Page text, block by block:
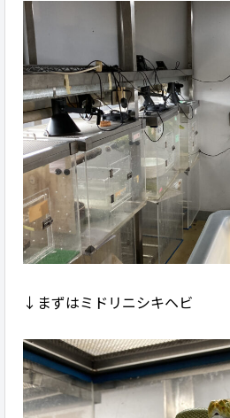
↓まずはミドリニシキヘビ